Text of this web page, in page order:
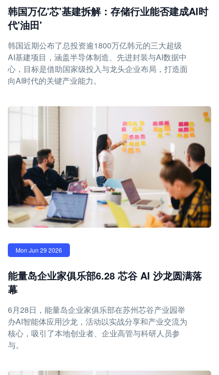
韩国万亿'芯'基建拆解：存储行业能否建成AI时
代'油田'
韩国近期公布了总投资逾1800万亿韩元的三大超级
AI基建项目，涵盖半导体制造、先进封装与AI数据中
心，目标是借助国家级投入与龙头企业布局，打造面
向AI时代的关键产业能力。
Mon Jun 29 2026
能量岛企业家俱乐部6.28 芯谷 AI 沙龙圆满落
幕
6月28日，能量岛企业家俱乐部在苏州芯谷产业园举
办AI智能体应用沙龙，活动以实战分享和产业交流为
核心，吸引了本地创业者、企业高管与科研人员参
与。